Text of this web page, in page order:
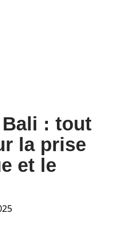
: tout
la prise
et le